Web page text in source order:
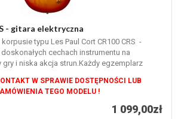
- gitara elektryczna
typu Les Paul Cort CR100 CRS -
cechach instrumentu na
i niska akcja strun.Każdy egzemplarz
W SPRAWIE DOSTĘPNOŚCI LUB
TEGO MODELU !
1 099,00zł